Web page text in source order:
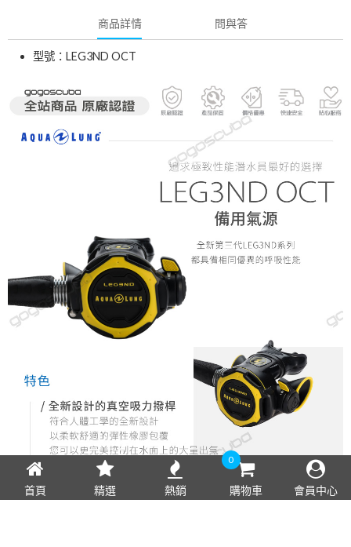
首頁 精選 熱銷
0
購物車 會員中心
商品詳情 問與答
型號：LEG3ND OCT